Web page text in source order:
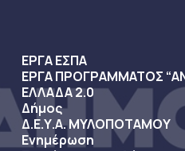
ΕΡΓΑ ΕΣΠΑ
ΕΡΓΑ ΠΡΟΓΡΑΜΜΑΤΟΣ
ΕΛΛΑΔΑ 2.0
Δήμος
Δ.Ε.Υ.Α. ΜΥΛΟΠΟΤΑΜΟΥ
Ενημέρωση